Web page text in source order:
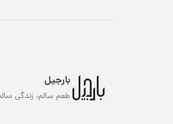
بارجیل
طعم سالم، زندگی